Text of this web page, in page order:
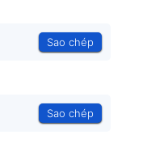
Sao chép
Sao chép